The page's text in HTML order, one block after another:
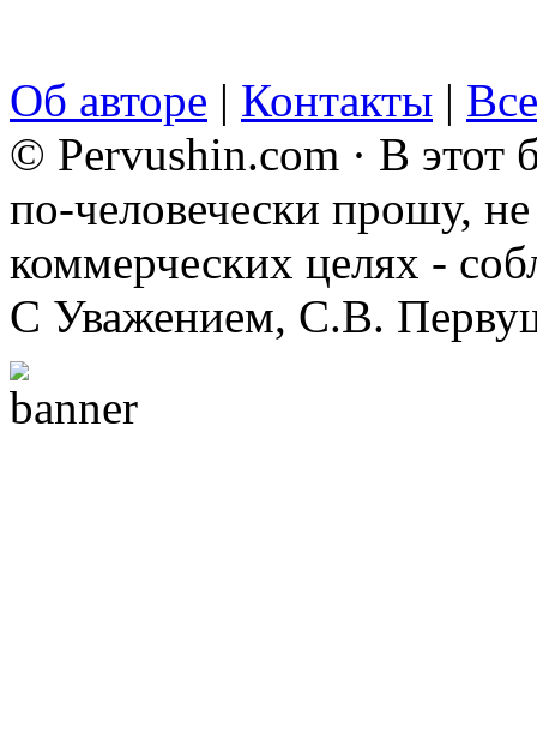
Об авторе | Контакты |
© Pervushin.com · В этот
по-человечески прошу,
коммерческих целях -
С Уважением, С.В.